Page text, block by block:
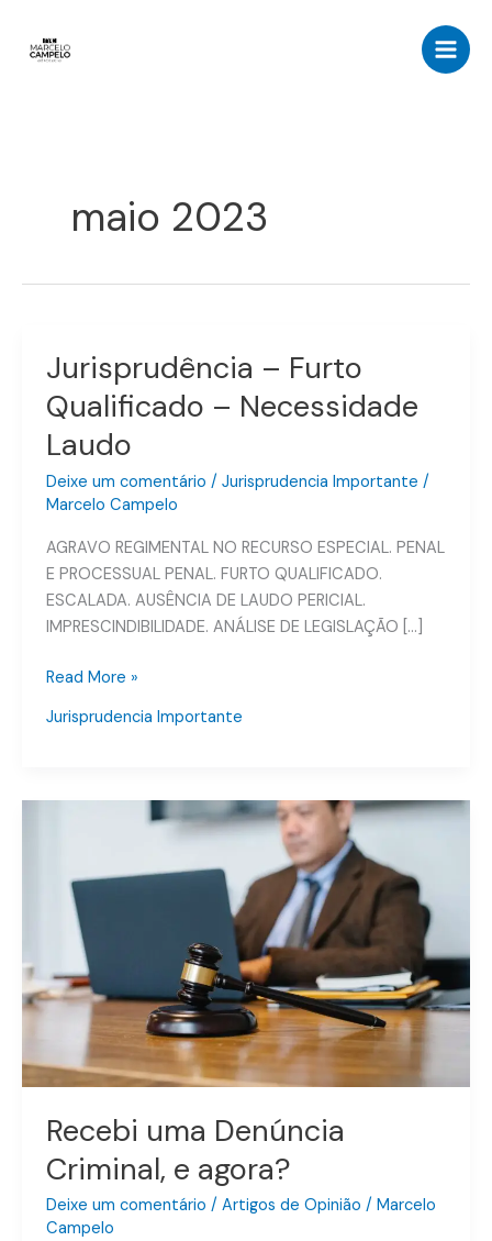
maio 2023
Jurisprudência – Furto
Qualificado – Necessidade
Laudo
Deixe um comentário / Jurisprudencia Importante /
Marcelo Campelo
AGRAVO REGIMENTAL NO RECURSO ESPECIAL. PENAL
E PROCESSUAL PENAL. FURTO QUALIFICADO.
ESCALADA. AUSÊNCIA DE LAUDO PERICIAL.
IMPRESCINDIBILIDADE. ANÁLISE DE LEGISLAÇÃO […]
Jurisprudência
Furto
Qualificado
Necessidade
Read More »
Jurisprudencia Importante
Recebi uma Denúncia
Criminal, e agora?
Deixe um comentário / Artigos de Opinião / Marcelo
Campelo
Criminal,
agora?